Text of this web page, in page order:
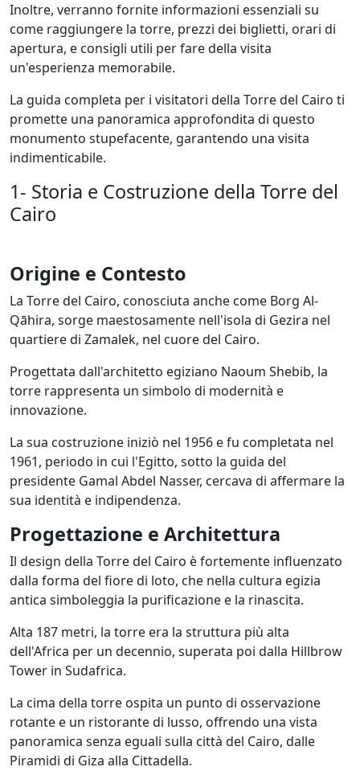
Inoltre, verranno fornite informazioni essenziali su
come raggiungere la torre, prezzi dei biglietti, orari di
apertura, e consigli utili per fare della visita
un'esperienza memorabile.
La guida completa per i visitatori della Torre del Cairo ti
promette una panoramica approfondita di questo
monumento stupefacente, garantendo una visita
indimenticabile.
1- Storia e Costruzione della Torre del
Cairo
Origine e Contesto
La Torre del Cairo, conosciuta anche come Borg Al-
Qāhira, sorge maestosamente nell'isola di Gezira nel
quartiere di Zamalek, nel cuore del Cairo.
Progettata dall'architetto egiziano Naoum Shebib, la
torre rappresenta un simbolo di modernità e
innovazione.
La sua costruzione iniziò nel 1956 e fu completata nel
1961, periodo in cui l'Egitto, sotto la guida del
presidente Gamal Abdel Nasser, cercava di affermare la
sua identità e indipendenza.
Progettazione e Architettura
Il design della Torre del Cairo è fortemente influenzato
dalla forma del fiore di loto, che nella cultura egizia
antica simboleggia la purificazione e la rinascita.
Alta 187 metri, la torre era la struttura più alta
dell'Africa per un decennio, superata poi dalla Hillbrow
Tower in Sudafrica.
La cima della torre ospita un punto di osservazione
rotante e un ristorante di lusso, offrendo una vista
panoramica senza eguali sulla città del Cairo, dalle
Piramidi di Giza alla Cittadella.